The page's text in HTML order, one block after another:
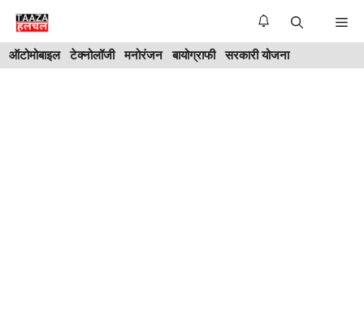
Skip
content
ऑटोमोबाइल टेक्नोलॉजी मनोरंजन बायोग्राफी सरकारी योजना